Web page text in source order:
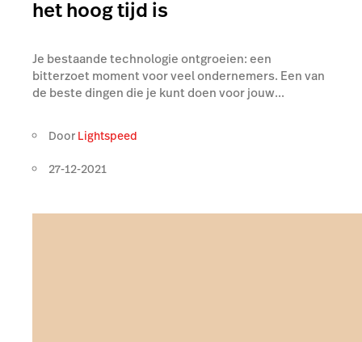
het hoog tijd is
Je bestaande technologie ontgroeien: een
bitterzoet moment voor veel ondernemers. Een van
de beste dingen die je kunt doen voor jouw...
Door Lightspeed
27-12-2021